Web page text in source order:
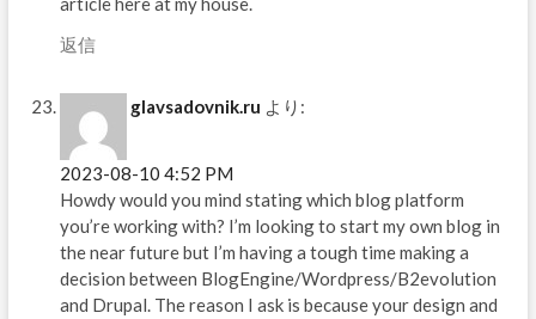
返信
glavsadovnik.ru より:
2023-08-10 4:52 PM
Howdy would you mind stating which blog platform
you’re working with? I’m looking to start my own blog in
the near future but I’m having a tough time making a
decision between BlogEngine/Wordpress/B2evolution
and Drupal. The reason I ask is because your design and